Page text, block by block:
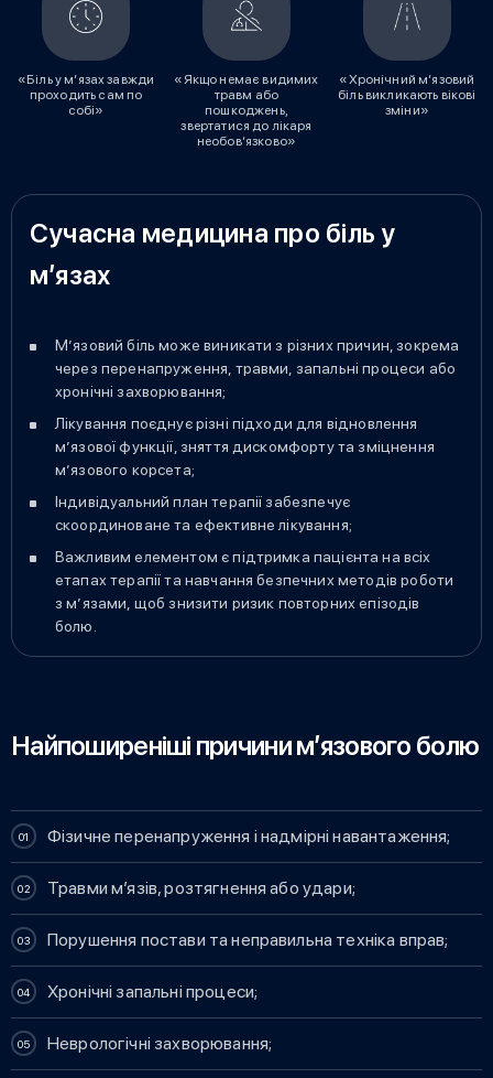
«Біль у м’язах завжди
проходить сам по
собі»
«Якщо немає видимих
травм або
пошкоджень,
звертатися до лікаря
необов’язково»
«Хронічний м’язовий
біль викликають вікові
зміни»
Сучасна медицина про біль у
м’язах
М’язовий біль може виникати з різних причин, зокрема
через перенапруження, травми, запальні процеси або
хронічні захворювання;
Лікування поєднує різні підходи для відновлення
м’язової функції, зняття дискомфорту та зміцнення
м’язового корсета;
Індивідуальний план терапії забезпечує
скоординоване та ефективне лікування;
Важливим елементом є підтримка пацієнта на всіх
етапах терапії та навчання безпечних методів роботи
з м’язами, щоб знизити ризик повторних епізодів
болю.
Найпоширеніші причини м’язового болю
Фізичне перенапруження і надмірні навантаження;
Травми м’язів, розтягнення або удари;
Порушення постави та неправильна техніка вправ;
Хронічні запальні процеси;
Неврологічні захворювання;